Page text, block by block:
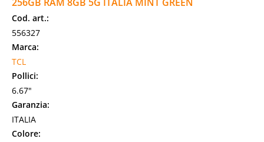
Cod. art.:
556327
Marca:
TCL
Pollici:
6.67"
Garanzia:
ITALIA
Colore: